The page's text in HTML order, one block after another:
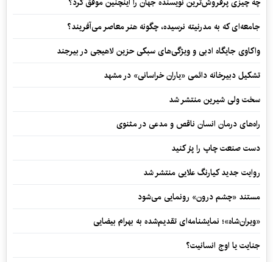
جامعه‌ای که به مدرنیته نرسیده، چگونه هنر معاصر می‌آفریند؟
واکاوی جایگاه ادبی و ویژگی‌های سبکی حزین لاهیجی در بیرجند
تشکیل دبیرخانه دائمی «یاران خراسانی» در مشهد
سخت ولی شیرین منتشر شد
راه‌های درمان انسان ناقص و مدعی در مثنوی
دست صنعت چاپ را پرُ کنید
روایت جدید کیارنگ علایی منتشر شد
مستند «چشم درون» رونمایی می‌شود
«ویران‌شاه»؛ نمایشنامه‌ای تقدیم‌شده به بهرام بیضایی
جنایت یا اوج انسانیت؟